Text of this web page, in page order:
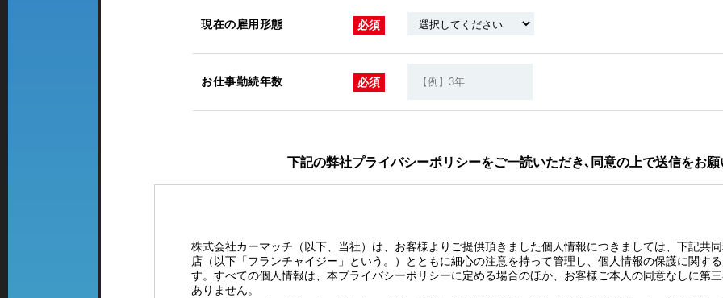
現在の雇用形態 必須
お仕事勤続年数 必須
下記の弊社プライバシーポリシーをご一読いただき､同意の上で送信をお
株式会社カーマッチ（以下、当社）は、お客様よりご提供頂きました個人情報につきましては、下記共
店（以下「フランチャイジー」という。）とともに細心の注意を持って管理し、個人情報の保護に関す
す。すべての個人情報は、本プライバシーポリシーに定める場合のほか、お客様ご本人の同意なしに第
ありません。